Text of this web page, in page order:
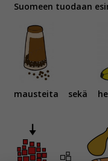
Suomeen tuodaan
mausteita sekä